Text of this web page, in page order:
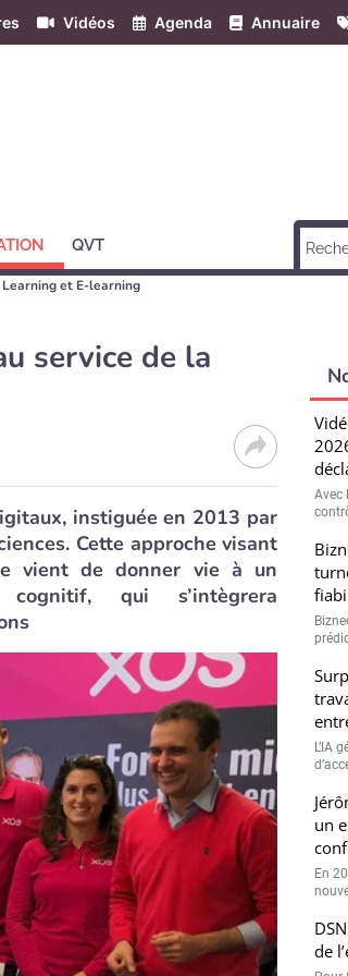
Vidéos Agenda Annuaire
QVT
et E-learning
service de la
instiguée en 2013 par
Cette approche visant
vient de donner vie à un
qui s’intègrera
Avec
L’IA
un
En
de